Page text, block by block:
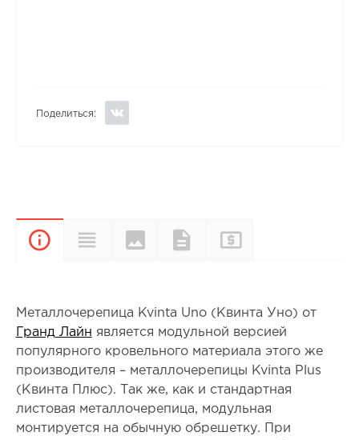
Поделиться:
ОписаниеХарактеристики
Цвета и
покрытия
Документы
Металлочерепица Kvinta Uno (Квинта Уно) от
Гранд Лайн является модульной версией
популярного кровельного материала этого же
производителя – металлочерепицы Kvinta Plus
(Квинта Плюс). Так же, как и стандартная
листовая металлочерепица, модульная
монтируется на обычную обрешетку. При